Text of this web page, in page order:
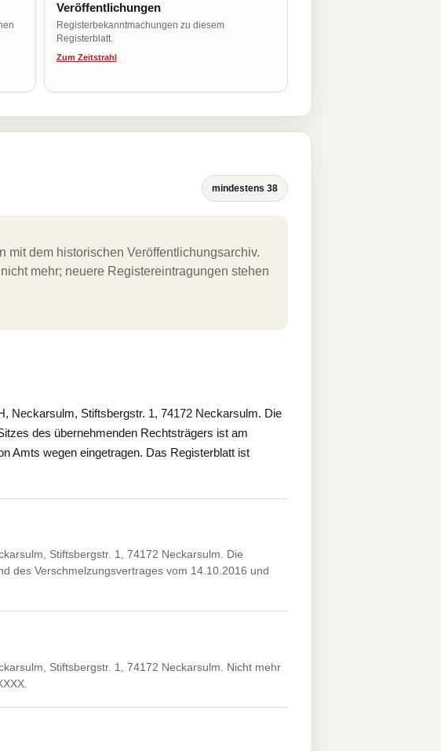
Veröffentlichungen
Registerbekanntmachungen zu diesem
Registerblatt.
Zum Zeitstrahl
mindestens 38
mit dem historischen Veröffentlichungsarchiv.
mehr; neuere Registereintragungen stehen
Neckarsulm, Stiftsbergstr. 1, 74172 Neckarsulm. Die
des übernehmenden Rechtsträgers ist am
Amts wegen eingetragen. Das Registerblatt ist
Stiftsbergstr. 1, 74172 Neckarsulm. Die
des Verschmelzungsvertrages vom 14.10.2016 und
Stiftsbergstr. 1, 74172 Neckarsulm. Nicht mehr